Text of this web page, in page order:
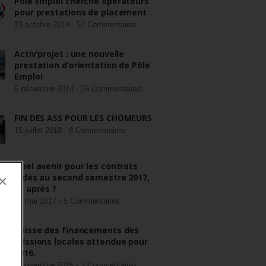
pour prestations de placement
23 octobre 2014 - 52 Commentaires
Activ’projet : une nouvelle
prestation d’orientation de Pôle
Emploi
5 décembre 2014 - 26 Commentaires
FIN DES ASS POUR LES CHÔMEURS
15 juillet 2018 - 8 Commentaires
Quel avenir pour les contrats
aidés au second semestre 2017,
et après ?
22 mai 2017 - 5 Commentaires
Baisse des financements des
missions locales attendue pour
2016.